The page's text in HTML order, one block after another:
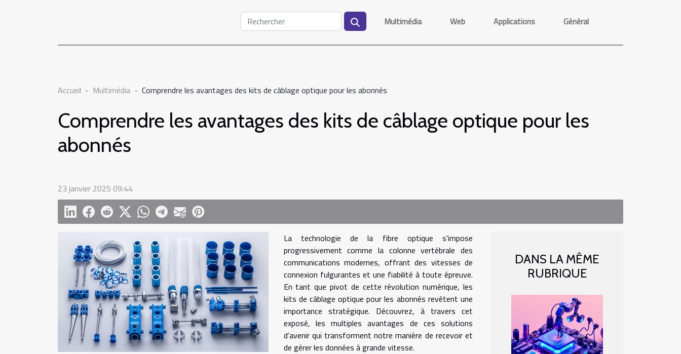
Multimédia Web Applications Général
Accueil Multimédia Comprendre les avantages des kits de câblage optique pour les abonnés
Comprendre les avantages des kits de câblage optique pour les
abonnés
23 janvier 2025 09:44
La technologie de la fibre optique s'impose
progressivement comme la colonne vertébrale des
communications modernes, offrant des vitesses de
connexion fulgurantes et une fiabilité à toute épreuve.
En tant que pivot de cette révolution numérique, les
kits de câblage optique pour les abonnés revêtent une
importance stratégique. Découvrez, à travers cet
exposé, les multiples avantages de ces solutions
d’avenir qui transforment notre manière de recevoir et
de gérer les données à grande vitesse.
DANS LA MÊME
RUBRIQUE